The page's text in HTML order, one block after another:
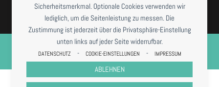
Sicherheitsmerkmal. Optionale Cookies verwenden wir
lediglich, um die Seitenleistung zu messen. Die
Zustimmung ist jederzeit über die Privatsphäre-Einstellung
unten links auf jeder Seite widerrufbar.
DATENSCHUTZ - COOKIE-EINSTELLUNGEN - IMPRESSUM
ABLEHNEN
NISSIS KUNSTKANTINE2026 *RESTAURANTBETRIEB DERZEIT NUR BEI
VORBESTELLUNG
IMPRESSUMDATENSCHUTZCOOKIESAGB